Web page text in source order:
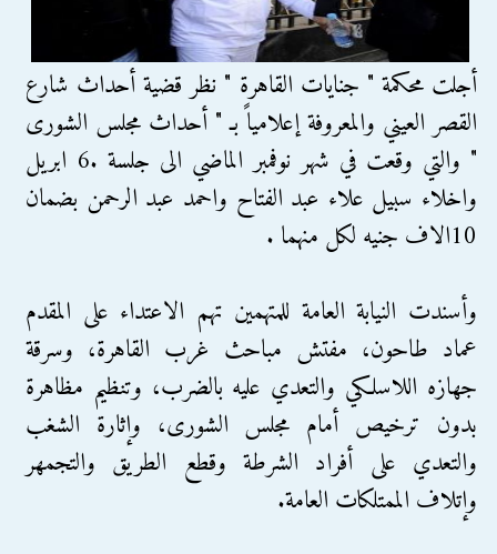
أجلت محكمة " جنايات القاهرة " نظر قضية أحداث شارع
القصر العيني والمعروفة إعلامياً بـ " أحداث مجلس الشورى
" والتي وقعت في شهر نوفمبر الماضي الى جلسة .6 ابريل
واخلاء سبيل علاء عبد الفتاح واحمد عبد الرحمن بضمان
10الاف جنيه لكل منهما .
وأسندت النيابة العامة للمتهمين تهم الاعتداء على المقدم
عماد طاحون، مفتش مباحث غرب القاهرة، وسرقة
جهازه اللاسلكي والتعدي عليه بالضرب، وتنظيم مظاهرة
بدون ترخيص أمام مجلس الشورى، وإثارة الشغب
والتعدي على أفراد الشرطة وقطع الطريق والتجمهر
وإتلاف الممتلكات العامة.